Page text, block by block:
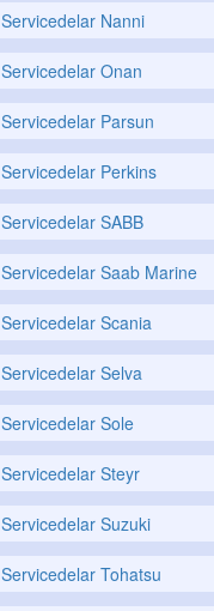
Servicedelar Nanni
Servicedelar Onan
Servicedelar Parsun
Servicedelar Perkins
Servicedelar SABB
Servicedelar Saab Marine
Servicedelar Scania
Servicedelar Selva
Servicedelar Sole
Servicedelar Steyr
Servicedelar Suzuki
Servicedelar Tohatsu